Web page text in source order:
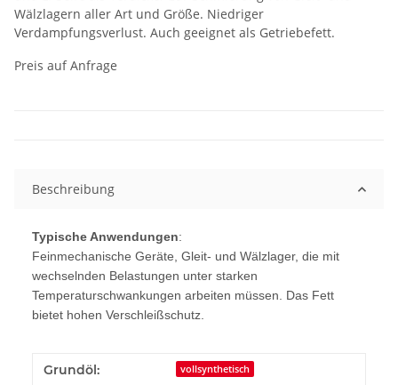
Wälzlagern aller Art und Größe. Niedriger
Verdampfungsverlust. Auch geeignet als Getriebefett.
Preis auf Anfrage
Beschreibung
Typische Anwendungen:
Feinmechanische Geräte, Gleit- und Wälzlager, die mit
wechselnden Belastungen unter starken
Temperaturschwankungen arbeiten müssen. Das Fett
bietet hohen Verschleißschutz.
Grundöl: vollsynthetisch